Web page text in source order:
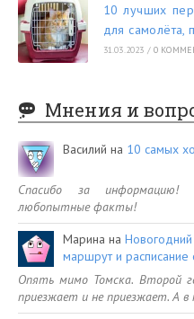
10 лучших
для самолёта,
31.03.2023 / 0
Мнения и
Василий на 10 самых
Спасибо за информацию!
любопытные факты!
Марина на
маршрут и расписание
Опять мимо Томска. Второй
приезжает и не приезжает. А